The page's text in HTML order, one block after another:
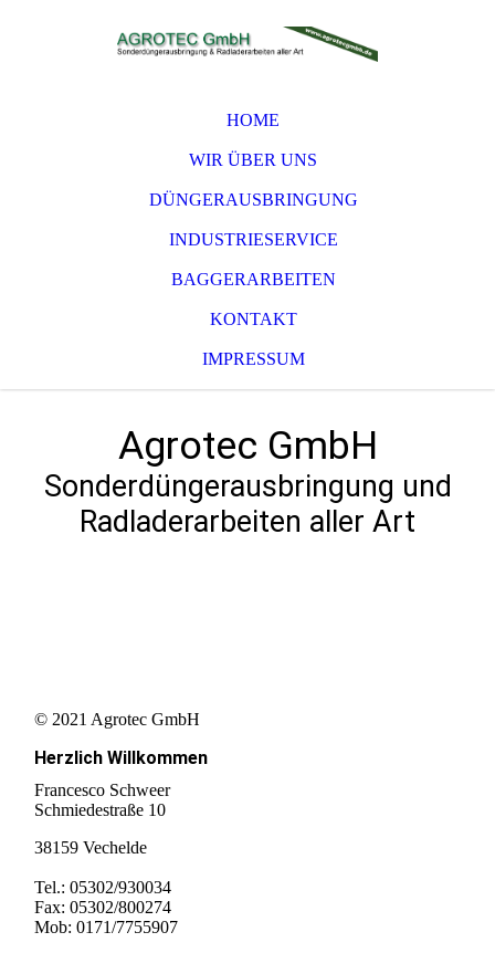
HOME
WIR ÜBER UNS
DÜNGERAUSBRINGUNG
INDUSTRIESERVICE
BAGGERARBEITEN
KONTAKT
IMPRESSUM
Agrotec GmbH
Sonderdüngerausbringung und
Radladerarbeiten aller Art
© 2021 Agrotec GmbH
Herzlich Willkommen
Francesco Schweer
Schmiedestraße 10
38159 Vechelde
Tel.: 05302/930034
Fax: 05302/800274
Mob: 0171/7755907